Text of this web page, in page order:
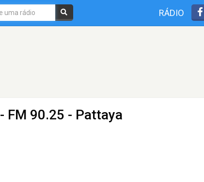
RÁDIO
- FM 90.25 - Pattaya